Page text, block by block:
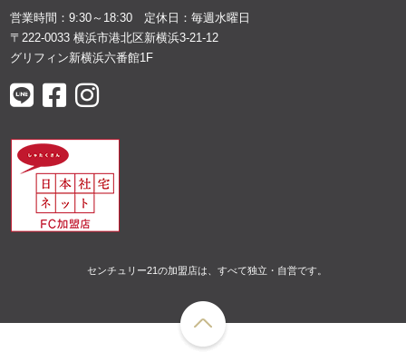
営業時間：9:30～18:30 定休日：毎週水曜日
〒222-0033 横浜市港北区新横浜3-21-12
グリフィン新横浜六番館1F
センチュリー21の加盟店は、すべて独立・自営です。